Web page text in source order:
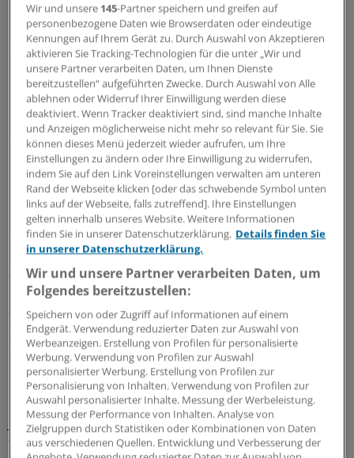
"Traditionell sind Frauen hier viel aufgeschlossener",
sagte Puppel. Bei den Auswertungen der
immunologischen Stuhltests seien fünf Prozent als
positiv ermittelt worden.
"Das heißt konkret: Rund 2000 Menschen konnte damit
eine weitere Abklärung empfohlen werden", so Puppel.
Bei der Auswertung der Koloskopie seien zudem
Karzinome bei den unter 55-Jährigen entdeckt worden.
Knapp 60 BKKen schreiben ihre Mitglieder
an
Zum Hintergrund: Die teilnehmenden Kassen schickten
ihren Versicherten zum 55. Geburtstag eine Einladung
zur Koloskopie. Bleibt das Schreiben wirkungslos,
erhalten die 55-Jährigen erneut Post. Die Kasse
empfiehlt ihnen, einen immunologischen Stuhltest zu
machen.
Darüber hinaus fordern die Kassen auch die 50- bis 54-
Jährigen auf, an der Darmkrebs-Früherkennung
teilzunehmen und sich einen solchen Stuhltest
Wir und unsere 145-Partner speichern und greifen auf
personenbezogene Daten wie Browserdaten oder eindeutige
Kennungen auf Ihrem Gerät zu. Durch Auswahl von Akzeptieren
aktivieren Sie Tracking-Technologien für die unter „Wir und
unsere Partner verarbeiten Daten, um Ihnen Dienste
bereitzustellen“ aufgeführten Zwecke. Durch Auswahl von Alle
ablehnen oder Widerruf Ihrer Einwilligung werden diese
deaktiviert. Wenn Tracker deaktiviert sind, sind manche Inhalte
und Anzeigen möglicherweise nicht mehr so relevant für Sie. Sie
können dieses Menü jederzeit wieder aufrufen, um Ihre
Einstellungen zu ändern oder Ihre Einwilligung zu widerrufen,
indem Sie auf den Link Voreinstellungen verwalten am unteren
Rand der Webseite klicken [oder das schwebende Symbol unten
links auf der Webseite, falls zutreffend]. Ihre Einstellungen
gelten innerhalb unseres Website. Weitere Informationen
finden Sie in unserer Datenschutzerklärung. Details finden Sie
in unserer Datenschutzerklärung.
Wir und unsere Partner verarbeiten Daten, um
Folgendes bereitzustellen:
Speichern von oder Zugriff auf Informationen auf einem
Endgerät. Verwendung reduzierter Daten zur Auswahl von
Werbeanzeigen. Erstellung von Profilen für personalisierte
Werbung. Verwendung von Profilen zur Auswahl
personalisierter Werbung. Erstellung von Profilen zur
Personalisierung von Inhalten. Verwendung von Profilen zur
Auswahl personalisierter Inhalte. Messung der Werbeleistung.
Messung der Performance von Inhalten. Analyse von
Zielgruppen durch Statistiken oder Kombinationen von Daten
aus verschiedenen Quellen. Entwicklung und Verbesserung der